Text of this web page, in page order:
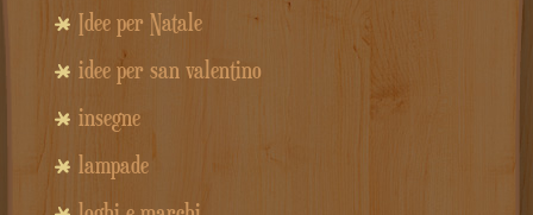
Idee per Natale
idee per san valentino
insegne
lampade